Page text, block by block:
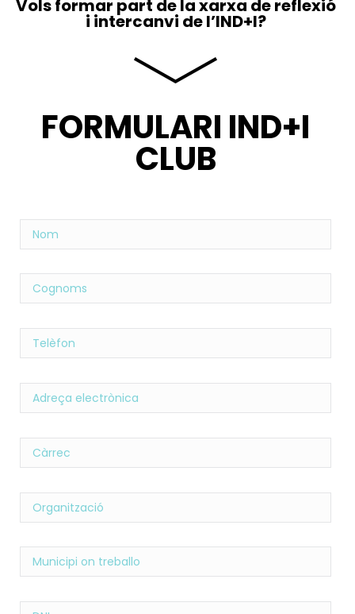
Vols formar part de la xarxa de reflexió
i intercanvi de l’IND+I?
FORMULARI IND+I
CLUB